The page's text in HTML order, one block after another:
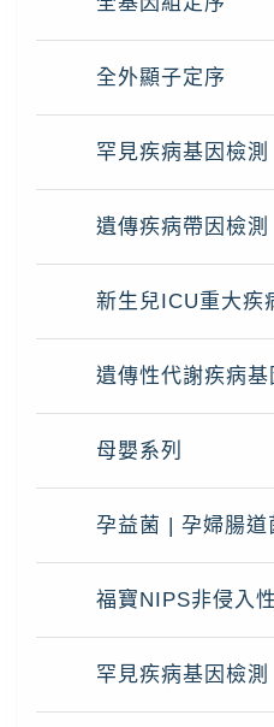
全外顯子定序
罕見疾病基因檢測
遺傳疾病帶因檢測
新生兒ICU重大疾
遺傳性代謝疾病基
母嬰系列
孕益菌 | 孕婦腸道
福寶NIPS非侵入
罕見疾病基因檢測